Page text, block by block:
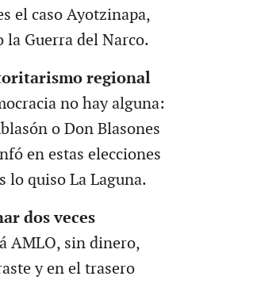
el caso Ayotzinapa,
la Guerra del Narco.
regional
no hay alguna:
o Don Blasones
en estas elecciones
lo quiso La Laguna.
dos veces
AMLO, sin dinero,
y en el trasero